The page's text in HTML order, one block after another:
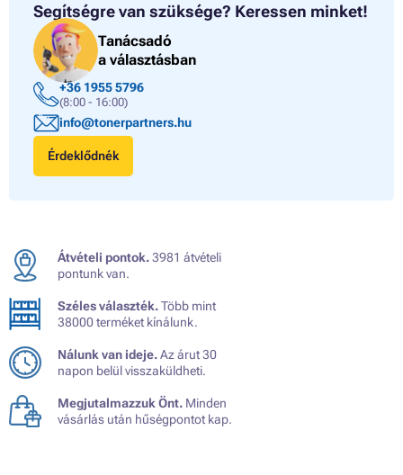
Segítségre van szüksége? Keressen minket!
Tanácsadó
a választásban
+36 1955 5796
(8:00 - 16:00)
info@tonerpartners.hu
Érdeklődnék
Átvételi pontok.3981 átvételi
pontunk van.
Széles választék.Több mint
38000 terméket kínálunk.
Nálunk van ideje.Az árut 30
napon belül visszaküldheti.
Megjutalmazzuk Önt. Minden
vásárlás után hűségpontot kap.